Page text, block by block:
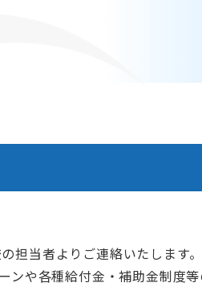
担当者よりご連絡いたします。
や各種給付金・補助金制度等